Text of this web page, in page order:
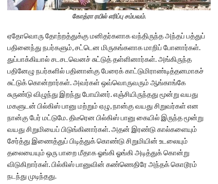
கோத்ரா ரயில் எரிப்பு சம்பவம்.
ஏதோவொரு தோற்றத்துக்கு மனிதர்களாக வந்திருந்த அந்தப் பத்துப்
பதினைந்து நபர்களும், சட்டென மிருகங்களாக மாறிப் போனார்கள்.
துப்பாக்கியால் சடசடவெனச் சுட்டுத் தள்ளினார்கள். அங்கிருந்த
பதினேழு நபர்களில் பதினான்கு பேரைக் காட்டுமிராண்டித்தனமாகச்
சுட்டுக் கொன்றார்கள். அவர்கள் ஒவ்வொருவரும் ஆங்காங்கே
சுருண்டு விழுந்து இறந்து போயினர். எஞ்சியிருந்தது மூன்று வயது
மகளுடன் பில்கிஸ் பானு மற்றும் ஏழு, நான்கு வயது சிறுவர்கள் என
நான்கு பேர் மட்டுமே. திடீரென பில்கிஸ் பானு கையில் இருந்த மூன்று
வயது சிறுமியைப் பிடுங்கினார்கள். அதன் இரண்டு கால்களையும்
சேர்த்து இணைத்துப் பிடித்துக் கொண்டு சிறுமியின் உடலையும்
தலையையும் ஒரு பாறை மீதாக ஓங்கி ஓங்கி அடித்துக் கொன்று
விடுகிறார்கள். பில்கிஸ் பானுவின் கண்ணெதிரே அந்தக் கொடூரம்
நடந்து முடிந்தது.